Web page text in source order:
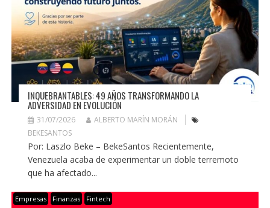
INQUEBRANTABLES: 49 AÑOS TRANSFORMANDO LA
ADVERSIDAD EN EVOLUCIÓN
31/07/2026
ALBERTO MARÍN MORÁN
BEKESANTOS
Por: Laszlo Beke – BekeSantos Recientemente,
Venezuela acaba de experimentar un doble terremoto
que ha afectado...
Empresas Finanzas Fintech